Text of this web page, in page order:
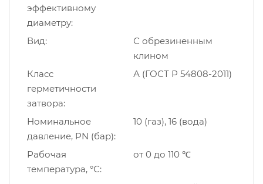
эффективному
диаметру
Вид
С обрезиненным
клином
Класс
герметичности
затвора
А (ГОСТ Р 54808-2011)
Номинальное
давление, PN (бар)
10 (газ), 16 (вода)
Рабочая
температура, °С
от 0 до 110 ℃